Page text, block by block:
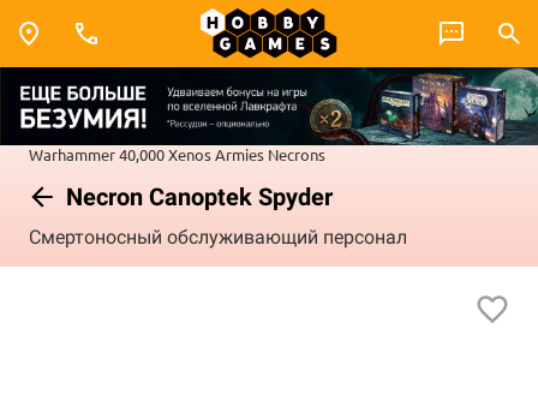
Warhammer 40,000Xenos Armies Necrons
Necron Canoptek Spyder
Смертоносный обслуживающий персонал